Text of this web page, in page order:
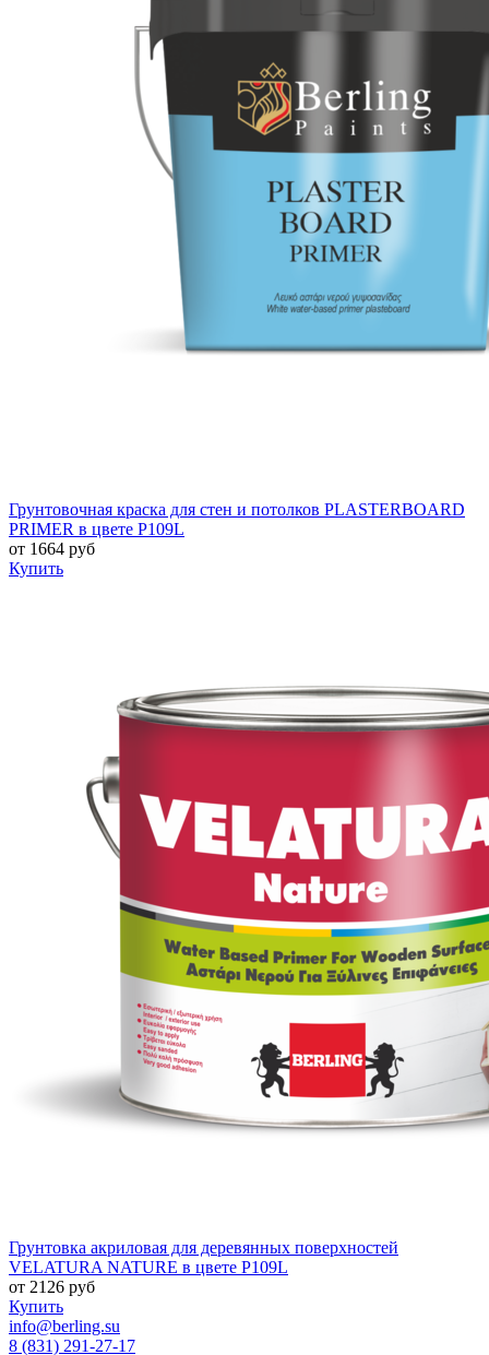
Грунтовочная краска для стен и потолков PLASTERBOARD
PRIMER в цвете P109L
от 1664 руб
Купить
Грунтовка акриловая для деревянных поверхностей
VELATURA NATURE в цвете P109L
от 2126 руб
Купить
info@berling.su
8 (831) 291-27-17